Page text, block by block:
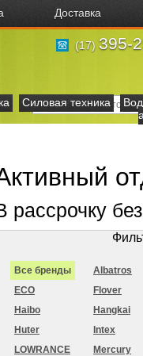
Доставка
(17) 395-
Силовая техника
рассрочку
Все бренды
Albatros
ECO
Flover
Haibo
Hangkai
Huter
Intex
LOWRANCE
Mercury